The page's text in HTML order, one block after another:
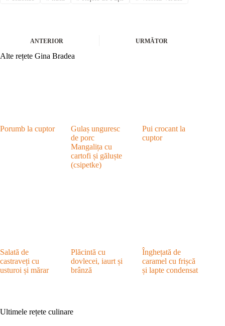
ANTERIOR URMĂTOR
Alte rețete Gina Bradea
Porumb la cuptor
Gulaș unguresc
de porc
Mangalița cu
cartofi și găluște
(csipetke)
Pui crocant la
cuptor
Salată de
castraveți cu
usturoi și mărar
Plăcintă cu
dovlecei, iaurt și
brânză
Înghețată de
caramel cu frișcă
și lapte condensat
Ultimele rețete culinare